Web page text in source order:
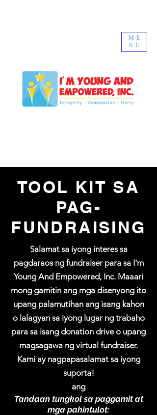
ME
NU
TOOL KIT SA
PAG-
FUNDRAISING
Salamat sa iyong interes sa
pagdaraos ng fundraiser para sa I'm
Young And Empowered, Inc. Maaari
mong gamitin ang mga disenyong ito
upang palamutihan ang isang kahon
o lalagyan sa iyong lugar ng trabaho
para sa isang donation drive o upang
magsagawa ng virtual fundraiser.
Kami ay nagpapasalamat sa iyong
suporta!
ang
Tandaan tungkol sa paggamit at
mga pahintulot: